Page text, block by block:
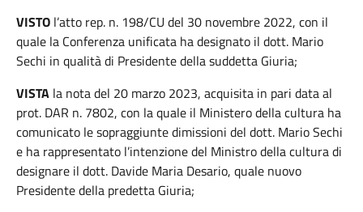
VISTO l’atto rep. n. 198/CU del 30 novembre 2022, con il
quale la Conferenza unificata ha designato il dott. Mario
Sechi in qualità di Presidente della suddetta Giuria;
VISTA la nota del 20 marzo 2023, acquisita in pari data al
prot. DAR n. 7802, con la quale il Ministero della cultura ha
comunicato le sopraggiunte dimissioni del dott. Mario Sechi
e ha rappresentato l’intenzione del Ministro della cultura di
designare il dott. Davide Maria Desario, quale nuovo
Presidente della predetta Giuria;